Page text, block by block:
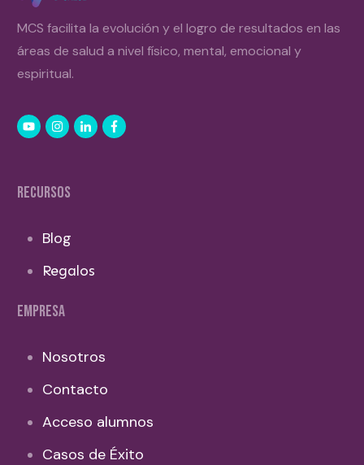
MCS facilita la evolución y el logro de resultados en las
áreas de salud a nivel físico, mental, emocional y
espiritual.
RECURSOS
Blog
Regalos
EMPRESA
Nosotros
Contacto
Acceso alumnos
Casos de Éxito